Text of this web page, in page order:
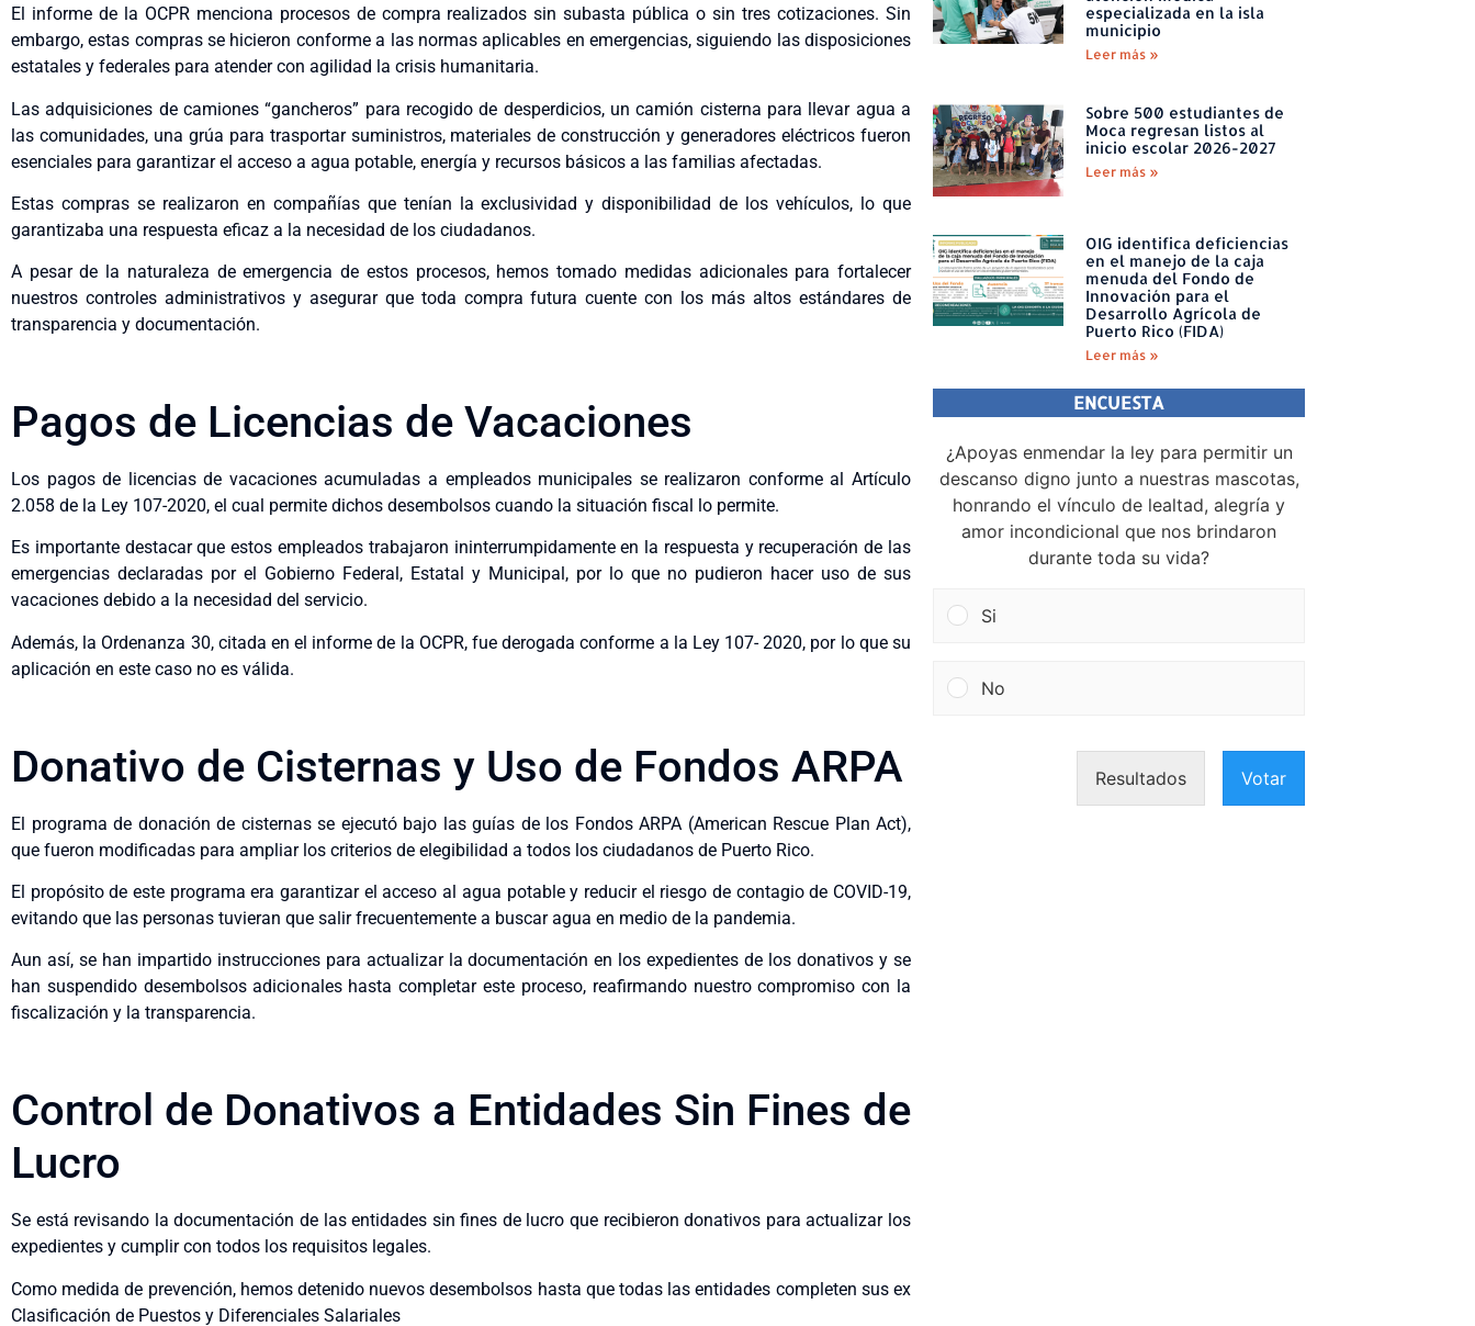
El informe de la OCPR menciona procesos de compra realizados sin subasta pública o sin tres cotizaciones. Sin
embargo, estas compras se hicieron conforme a las normas aplicables en emergencias, siguiendo las disposiciones
estatales y federales para atender con agilidad la crisis humanitaria.
Las adquisiciones de camiones “gancheros” para recogido de desperdicios, un camión cisterna para llevar agua a
las comunidades, una grúa para trasportar suministros, materiales de construcción y generadores eléctricos fueron
esenciales para garantizar el acceso a agua potable, energía y recursos básicos a las familias afectadas.
Estas compras se realizaron en compañías que tenían la exclusividad y disponibilidad de los vehículos, lo que
garantizaba una respuesta eficaz a la necesidad de los ciudadanos.
A pesar de la naturaleza de emergencia de estos procesos, hemos tomado medidas adicionales para fortalecer
nuestros controles administrativos y asegurar que toda compra futura cuente con los más altos estándares de
transparencia y documentación.
Pagos de Licencias de Vacaciones
Los pagos de licencias de vacaciones acumuladas a empleados municipales se realizaron conforme al Artículo
2.058 de la Ley 107-2020, el cual permite dichos desembolsos cuando la situación fiscal lo permite.
Es importante destacar que estos empleados trabajaron ininterrumpidamente en la respuesta y recuperación de las
emergencias declaradas por el Gobierno Federal, Estatal y Municipal, por lo que no pudieron hacer uso de sus
vacaciones debido a la necesidad del servicio.
Además, la Ordenanza 30, citada en el informe de la OCPR, fue derogada conforme a la Ley 107- 2020, por lo que su
aplicación en este caso no es válida.
Donativo de Cisternas y Uso de Fondos ARPA
El programa de donación de cisternas se ejecutó bajo las guías de los Fondos ARPA (American Rescue Plan Act),
que fueron modificadas para ampliar los criterios de elegibilidad a todos los ciudadanos de Puerto Rico.
El propósito de este programa era garantizar el acceso al agua potable y reducir el riesgo de contagio de COVID-19,
evitando que las personas tuvieran que salir frecuentemente a buscar agua en medio de la pandemia.
Aun así, se han impartido instrucciones para actualizar la documentación en los expedientes de los donativos y se
han suspendido desembolsos adicionales hasta completar este proceso, reafirmando nuestro compromiso con la
fiscalización y la transparencia.
Control de Donativos a Entidades Sin Fines de
Lucro
Se está revisando la documentación de las entidades sin fines de lucro que recibieron donativos para actualizar los
expedientes y cumplir con todos los requisitos legales.
Como medida de prevención, hemos detenido nuevos desembolsos hasta que todas las entidades completen sus ex
Clasificación de Puestos y Diferenciales Salariales
especializada en la isla
municipio
Leer más »
Sobre 500 estudiantes de
Moca regresan listos al
inicio escolar 2026-2027
Leer más »
OIG identifica deficiencias
en el manejo de la caja
menuda del Fondo de
Innovación para el
Desarrollo Agrícola de
Puerto Rico (FIDA)
Leer más »
ENCUESTA
¿Apoyas enmendar la ley para permitir un
descanso digno junto a nuestras mascotas,
honrando el vínculo de lealtad, alegría y
amor incondicional que nos brindaron
durante toda su vida?
Si
No
Resultados Votar